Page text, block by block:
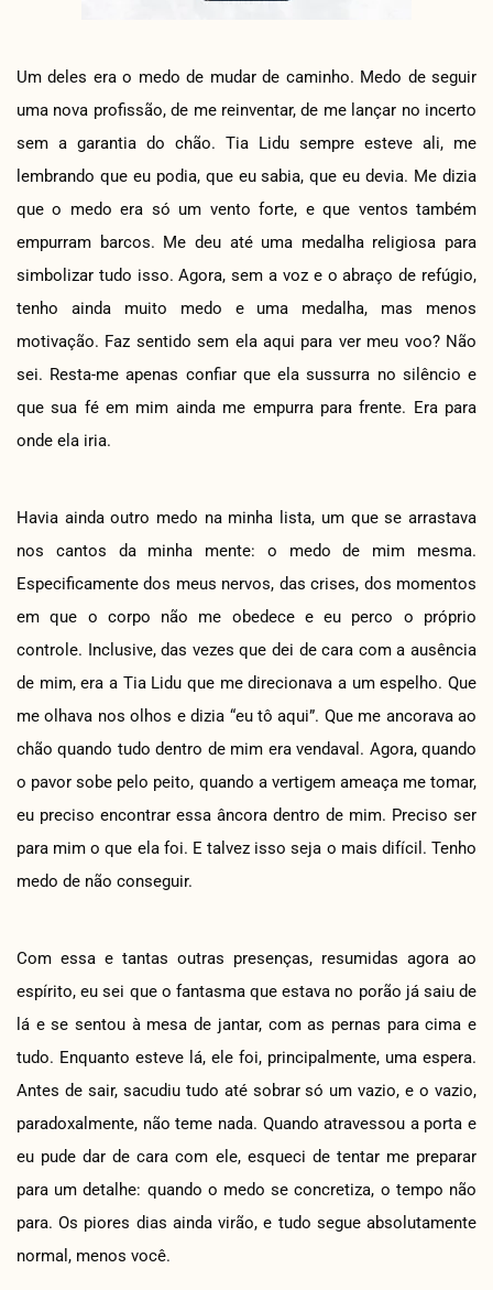
Um deles era o medo de mudar de caminho. Medo de seguir
uma nova profissão, de me reinventar, de me lançar no incerto
sem a garantia do chão. Tia Lidu sempre esteve ali, me
lembrando que eu podia, que eu sabia, que eu devia. Me dizia
que o medo era só um vento forte, e que ventos também
empurram barcos. Me deu até uma medalha religiosa para
simbolizar tudo isso. Agora, sem a voz e o abraço de refúgio,
tenho ainda muito medo e uma medalha, mas menos
motivação. Faz sentido sem ela aqui para ver meu voo? Não
sei. Resta-me apenas confiar que ela sussurra no silêncio e
que sua fé em mim ainda me empurra para frente. Era para
onde ela iria.
Havia ainda outro medo na minha lista, um que se arrastava
nos cantos da minha mente: o medo de mim mesma.
Especificamente dos meus nervos, das crises, dos momentos
em que o corpo não me obedece e eu perco o próprio
controle. Inclusive, das vezes que dei de cara com a ausência
de mim, era a Tia Lidu que me direcionava a um espelho. Que
me olhava nos olhos e dizia “eu tô aqui”. Que me ancorava ao
chão quando tudo dentro de mim era vendaval. Agora, quando
o pavor sobe pelo peito, quando a vertigem ameaça me tomar,
eu preciso encontrar essa âncora dentro de mim. Preciso ser
para mim o que ela foi. E talvez isso seja o mais difícil. Tenho
medo de não conseguir.
Com essa e tantas outras presenças, resumidas agora ao
espírito, eu sei que o fantasma que estava no porão já saiu de
lá e se sentou à mesa de jantar, com as pernas para cima e
tudo. Enquanto esteve lá, ele foi, principalmente, uma espera.
Antes de sair, sacudiu tudo até sobrar só um vazio, e o vazio,
paradoxalmente, não teme nada. Quando atravessou a porta e
eu pude dar de cara com ele, esqueci de tentar me preparar
para um detalhe: quando o medo se concretiza, o tempo não
para. Os piores dias ainda virão, e tudo segue absolutamente
normal, menos você.